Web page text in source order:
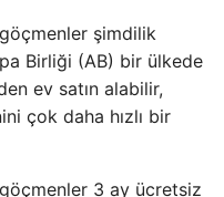
şimdilik
Birliği (AB) bir ülkede
ev satın alabilir,
çok daha hızlı bir
3 ay ücretsiz